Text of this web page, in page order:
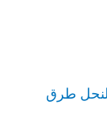
طرق